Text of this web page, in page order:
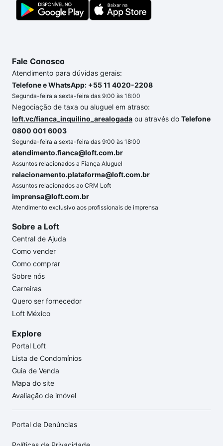
chaves.
Fale Conosco
Atendimento para dúvidas gerais:
Telefone e WhatsApp: +55 11 4020-2208
Segunda-feira a sexta-feira das 9:00 às 18:00
Negociação de taxa ou aluguel em atraso:
loft.vc/fianca_inquilino_arealogada ou através do Telefone
0800 001 6003
Segunda-feira a sexta-feira das 9:00 às 18:00
atendimento.fianca@loft.com.br
Assuntos relacionados a Fiança Aluguel
relacionamento.plataforma@loft.com.br
Assuntos relacionados ao CRM Loft
imprensa@loft.com.br
Atendimento exclusivo aos profissionais de imprensa
Sobre a Loft
Central de Ajuda
Como vender
Como comprar
Sobre nós
Carreiras
Quero ser fornecedor
Loft México
Explore
Portal Loft
Lista de Condomínios
Guia de Venda
Mapa do site
Avaliação de imóvel
Portal de Denúncias